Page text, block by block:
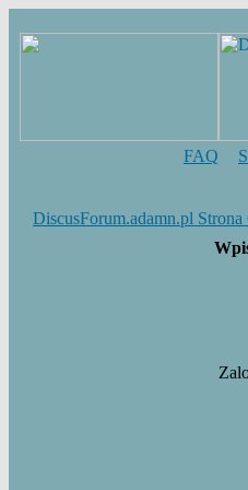
FAQ
DiscusForum.adamn.pl Strona